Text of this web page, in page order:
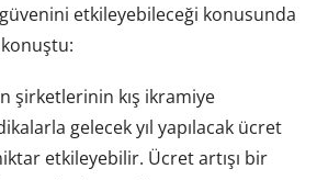
etkileyebileceği konusunda
şirketlerinin kış ikramiye
gelecek yıl yapılacak ücret
etkileyebilir. Ücret artışı bir